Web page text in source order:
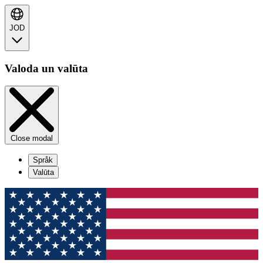
JOD
Valoda un valūta
Close modal
Språk
Valūta